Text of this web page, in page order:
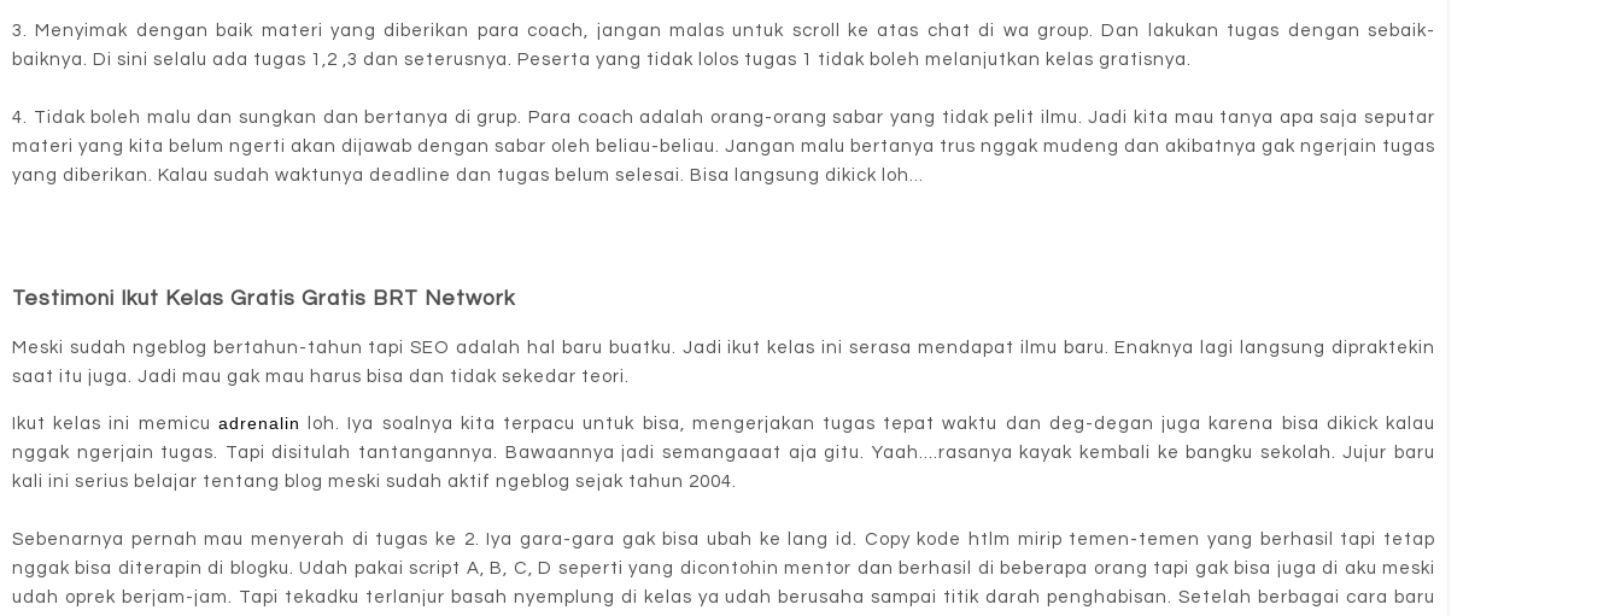
3. Menyimak dengan baik materi yang diberikan para coach, jangan malas untuk scroll ke atas chat di wa group. Dan lakukan tugas dengan sebaik-
baiknya. Di sini selalu ada tugas 1,2 ,3 dan seterusnya. Peserta yang tidak lolos tugas 1 tidak boleh melanjutkan kelas gratisnya.
4. Tidak boleh malu dan sungkan dan bertanya di grup. Para coach adalah orang-orang sabar yang tidak pelit ilmu. Jadi kita mau tanya apa saja seputar
materi yang kita belum ngerti akan dijawab dengan sabar oleh beliau-beliau. Jangan malu bertanya trus nggak mudeng dan akibatnya gak ngerjain tugas
yang diberikan. Kalau sudah waktunya deadline dan tugas belum selesai. Bisa langsung dikick loh...
Testimoni Ikut Kelas Gratis Gratis BRT Network
Meski sudah ngeblog bertahun-tahun tapi SEO adalah hal baru buatku. Jadi ikut kelas ini serasa mendapat ilmu baru. Enaknya lagi langsung dipraktekin
saat itu juga. Jadi mau gak mau harus bisa dan tidak sekedar teori.
Ikut kelas ini memicu adrenalin
loh. Iya soalnya kita terpacu untuk bisa, mengerjakan tugas tepat waktu dan deg-degan juga karena bisa dikick kalau
nggak ngerjain tugas. Tapi disitulah tantangannya. Bawaannya jadi semangaaat aja gitu. Yaah....rasanya kayak kembali ke bangku sekolah. Jujur baru
kali ini serius belajar tentang blog meski sudah aktif ngeblog sejak tahun 2004.
Sebenarnya pernah mau menyerah di tugas ke 2. Iya gara-gara gak bisa ubah ke lang id. Copy kode htlm mirip temen-temen yang berhasil tapi tetap
nggak bisa diterapin di blogku. Udah pakai script A, B, C, D seperti yang dicontohin mentor dan berhasil di beberapa orang tapi gak bisa juga di aku meski
udah oprek berjam-jam. Tapi tekadku terlanjur basah nyemplung di kelas ya udah berusaha sampai titik darah penghabisan. Setelah berbagai cara baru